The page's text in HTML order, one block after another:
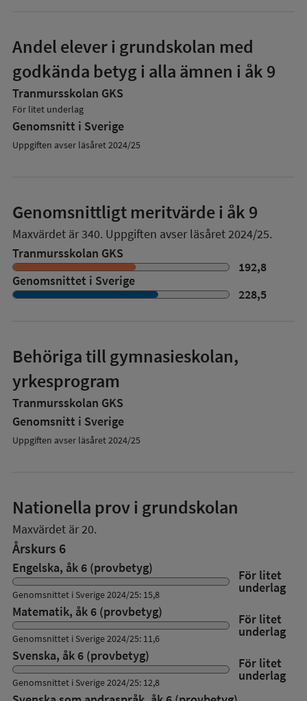
Andel elever i grundskolan med
godkända betyg i alla ämnen i åk 9
Tranmursskolan GKS
För litet underlag
Genomsnitt i Sverige
Uppgiften avser läsåret 2024/25
Genomsnittligt meritvärde i åk 9
Maxvärdet är 340. Uppgiften avser läsåret 2024/25.
Tranmursskolan GKS
192,8
Genomsnittet i Sverige
228,5
Behöriga till gymnasieskolan,
yrkesprogram
Tranmursskolan GKS
Genomsnitt i Sverige
Uppgiften avser läsåret 2024/25
Nationella prov i grundskolan
Maxvärdet är 20.
Årskurs 6
Engelska, åk 6 (provbetyg) För litet
underlag
Genomsnittet i Sverige 2024/25: 15,8
Matematik, åk 6 (provbetyg) För litet
underlag
Genomsnittet i Sverige 2024/25: 11,6
Svenska, åk 6 (provbetyg) För litet
underlag
Genomsnittet i Sverige 2024/25: 12,8